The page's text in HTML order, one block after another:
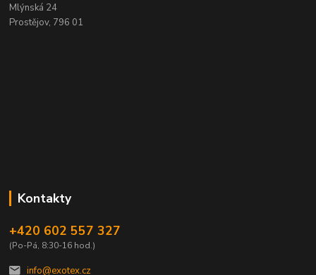
Mlýnská 24
Prostějov, 796 01
Kontakty
+420 602 557 327
(Po-Pá, 8:30-16 hod.)
info@exotex.cz